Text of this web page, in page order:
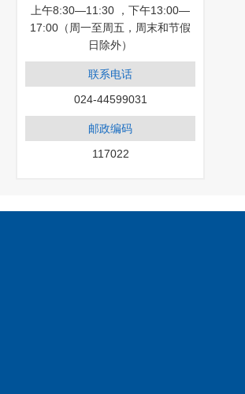
上午8:30—11:30 ，下午13:00—
17:00（周一至周五，周末和节假
日除外）
联系电话
024-44599031
邮政编码
117022